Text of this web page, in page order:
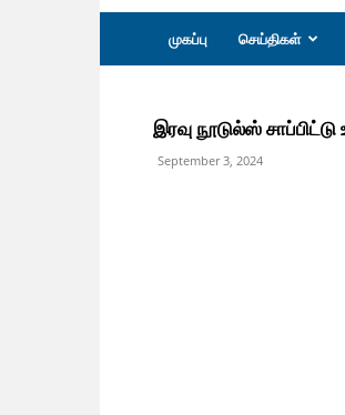
முகப்பு செய்திகள்
இரவு நூடுல்ஸ்
September 3, 2024